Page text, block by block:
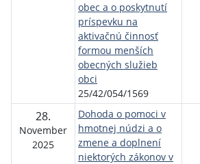
obec a o poskytnutí
príspevku na
aktivačnú činnosť
formou menších
obecných služieb
obci
25/42/054/1569
28.
November
2025
Dohoda o pomoci v
hmotnej núdzi a o
zmene a doplnení
niektorých zákonov v